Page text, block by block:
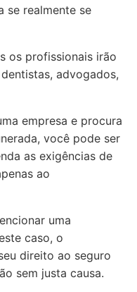
se realmente se
os profissionais irão
advogados,
empresa e procura
você pode ser
as exigências de
ao
uma
caso, o
direito ao seguro
sem justa causa.